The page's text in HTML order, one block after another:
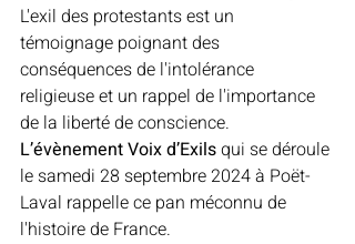
L'exil des protestants est un
témoignage poignant des
conséquences de l'intolérance
religieuse et un rappel de l'importance
de la liberté de conscience.
L’évènement Voix d’Exils qui se déroule
le samedi 28 septembre 2024 à Poët-
Laval rappelle ce pan méconnu de
l'histoire de France.